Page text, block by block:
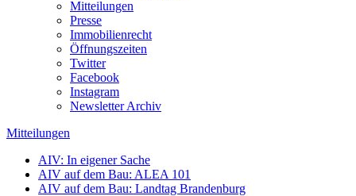
Mitteilungen
Presse
Immobilienrecht
Öffnungszeiten
Twitter
Facebook
Instagram
Newsletter Archiv
Mitteilungen
AIV: In eigener Sache
AIV auf dem Bau: ALEA 101
AIV auf dem Bau: Landtag Brandenburg